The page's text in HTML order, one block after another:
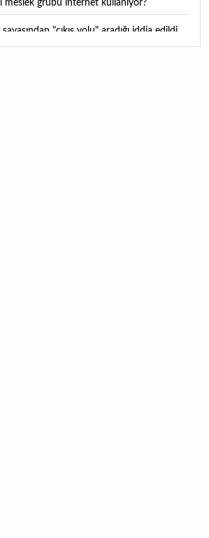
meslek grubu internet kullanıyor?
"çıkış yolu" aradığı iddia edildi